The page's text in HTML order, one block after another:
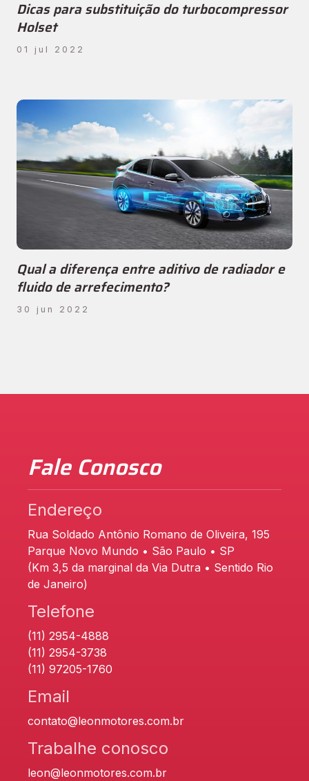
Dicas para substituição do turbocompressor
Holset
01 jul 2022
Qual a diferença entre aditivo de radiador e
fluido de arrefecimento?
30 jun 2022
Fale Conosco
Endereço
Rua Soldado Antônio Romano de Oliveira, 195
Parque Novo Mundo • São Paulo • SP
(Km 3,5 da marginal da Via Dutra • Sentido Rio
de Janeiro)
Telefone
(11) 2954-4888
(11) 2954-3738
(11) 97205-1760
Email
contato@leonmotores.com.br
Trabalhe conosco
leon@leonmotores.com.br